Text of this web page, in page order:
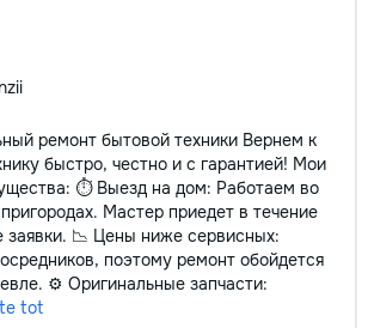
ремонт бытовой техники Вернем к
быстро, честно и с гарантией! Мои
⏱️ Выезд на дом: Работаем во
Мастер приедет в течение
заявки. 📉 Цены ниже сервисных:
поэтому ремонт обойдется
⚙️ Оригинальные запчасти:
tot